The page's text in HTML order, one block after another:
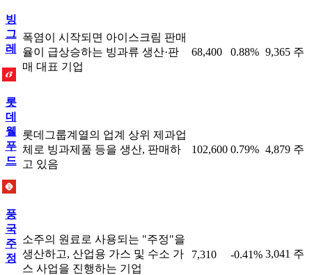
빙
그
레
폭염이 시작되면 아이스크림 판매
율이 급상승하는 빙과류 생산·판
매 대표 기업
68,400 0.88% 9,365 주
롯
데
웰
푸
드
롯데그룹계열의 업계 상위 제과업
체로 빙과제품 등을 생산, 판매하
고 있음
102,600 0.79% 4,879 주
풍
국
주
정
소주의 원료로 사용되는 "주정"을
생산하고, 산업용 가스 및 수소 가
스 사업을 진행하는 기업
7,310 -0.41% 3,041 주